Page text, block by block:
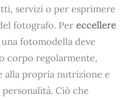
servizi o per esprimere
fotografo. Pereccellere
una fotomodella deve
corpo regolarmente,
alla propria nutrizione e
Ciò che